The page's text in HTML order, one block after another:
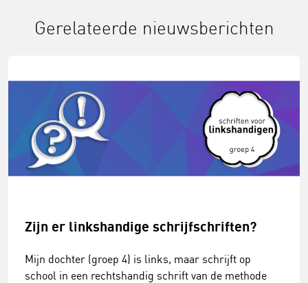
Gerelateerde nieuwsberichten
Zijn er linkshandige schrijfschriften?
Mijn dochter (groep 4) is links, maar schrijft op
school in een rechtshandig schrift van de methode